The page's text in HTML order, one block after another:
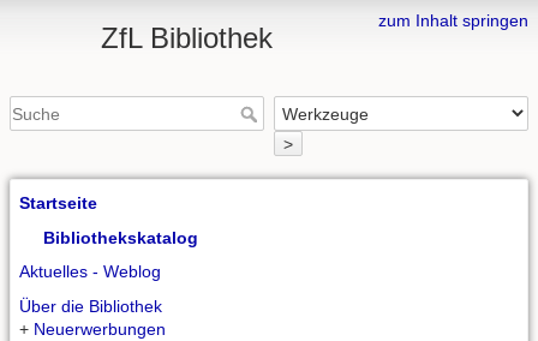
zum Inhalt springen
ZfL Bibliothek
>
Startseite
Bibliothekskatalog
Aktuelles - Weblog
Über die Bibliothek
+ Neuerwerbungen